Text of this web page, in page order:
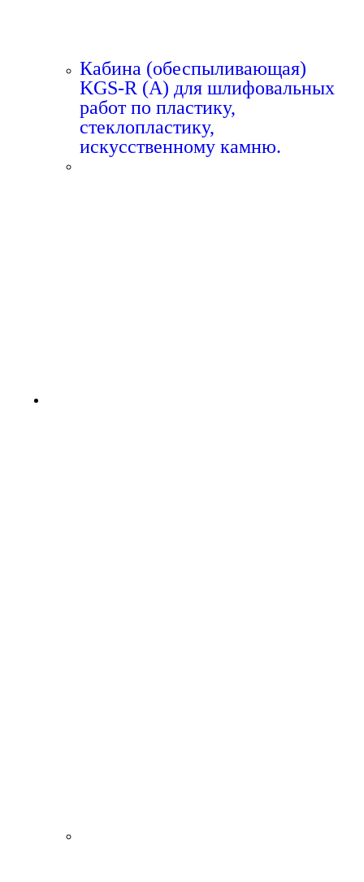
Кабина (обеспыливающая)
KGS-R (A) для шлифовальных
работ по пластику,
стеклопластику,
искусственному камню.